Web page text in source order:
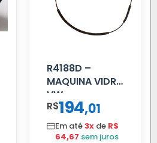
R4188D –
MAQUINA VIDRO
VW
CONSTELLATION
MANUAL LD
R$194,01
Em até3x de R$
64,67 sem juros